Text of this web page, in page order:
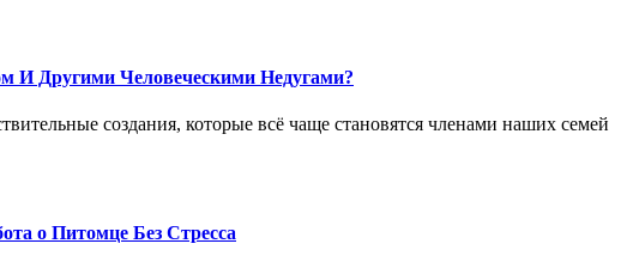
И Другими Человеческими Недугами?
создания, которые всё чаще становятся членами наших семей
о Питомце Без Стресса